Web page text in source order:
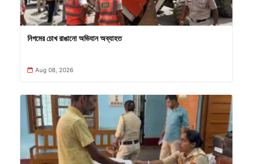
নিগমের চোখ রাঙানো অভিযান অব্যাহত
Aug 08, 2026